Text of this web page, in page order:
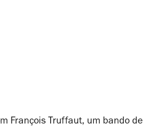
François Truffaut, um bando de